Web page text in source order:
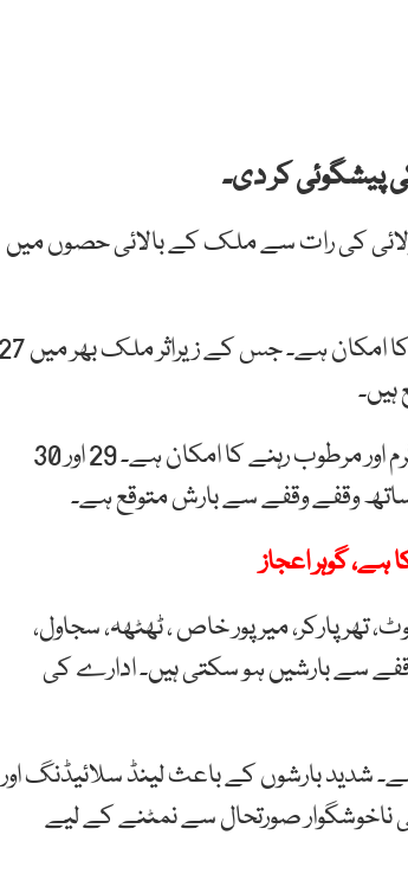
پیشگوئی کر دی۔
کے مطابق بحیرہ عرب سے مون سون ہوائیں 27 جولائی کی رات سے ملک کے بالائی حصوں میں
مون سون ہوائیں 29 جولائی سے وسطی اور جنوبی حصوں تک پھیلنے کا
دوسری جانب کراچی سمیت سندھ کے دیگر اضلاع میں موسم شدید گرم اور مرطوب رہنے کا امکان ہے۔ 29 اور 30
وقفے وقفے سے بارش متوقع ہے۔
گوہر اعجاز
پارکر، میر پور خاص ، ٹھٹھہ، سجاول،
وقفے سے بارشیں ہو سکتی ہیں۔ ادارے کی
بارشوں کے باعث لینڈ سلائیڈنگ اور
ناخوشگوار صورتحال سے نمٹنے کے لیے